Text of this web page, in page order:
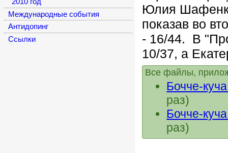
Юлия
показав во
- 16/44. В
10/37, а
Все файлы,
Бочче-
раз)
Бочче-
раз)
Международные события
Антидопинг
Cсылки